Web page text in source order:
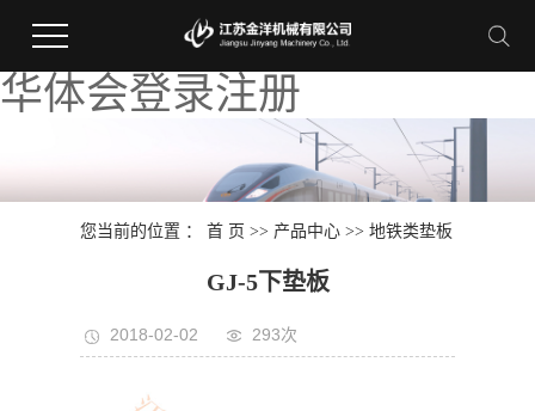
华体会登录注册
您当前的位置 ：首 页 >> 产品中心 >>地铁类垫板
GJ-5下垫板
2018-02-02 293次